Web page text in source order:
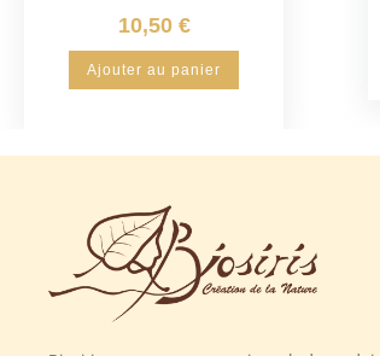
10,50 €
Ajouter au panier